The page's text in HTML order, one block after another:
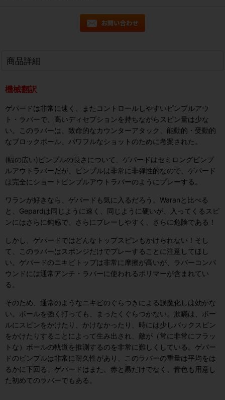
商品詳細
機械翻訳
ゲパードは非常に速く、またコントロールしやすいピンプルアウ
ト・ラバーで、高いディセプションを持ちながらスピン量は少な
い。このラバーは、致命的なカウンターアタック、能動的・受動的
なブロックボール、パワフルなショットのために考案された。
(幅の広い)ピンプルの長さについて、ゲパードはセミロングピンプ
ルアウトラバーだが、ピンプルは非常に非弾性的なので、ゲパード
は完全にショートピンプルアウトラバーのようにプレーする。
ワランが好きなら、ゲパードも気に入るだろう。Waranと比べる
と、Gepardは同じように速く、同じように硬いが、入ってくるスピ
ンにはさらに鈍感で、さらにプレーしやすく、さらに危険である！
しかし、ゲパードではどんなトップスピンもかけられない！そし
て、このラバーはスポンジだけでプレーすることに注意してほし
い。ゲパードのニキビトップは非常に摩擦が高いが、ラバーコンパ
ウンドには通常アンチ・ラバーに使われるポリマーが含まれてい
る。
そのため、通常のようなニキビのぐらつきによる誤魔化しは効かな
い。ボールを強く打っても、まったくぐらつかない。欺瞞は、ボー
ルにスピンをかけたり、かけなかったり、時には少しバックスピン
をかけたりすることによって生み出され、敵が（常に非常にフラッ
トな）ボールの軌道を推測するのを非常に難しくしている。ゲパー
ドのピンプルは非常に耐久性があり、このラバーの重量は平均をは
るかに下回る。ゲパードはまた、赤と黒だけでなく、青色も用意し
た初めてのラバーでもある。